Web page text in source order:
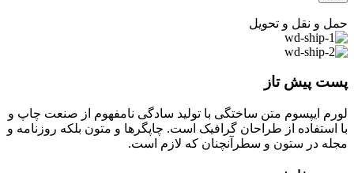
حمل و نقل و تحویل
پست پیش تاز
لورم ایپسوم متن ساختگی با تولید سادگی نامفهوم از صنعت چاپ و
با استفاده از طراحان گرافیک است. چاپگرها و متون بلکه روزنامه و
مجله در ستون و سطرآنچنان که لازم است.